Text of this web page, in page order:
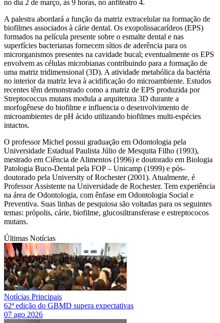
no dia 2 de março, às 9 horas, no anfiteatro 4.
A palestra abordará a função da matriz extracelular na formação de
biofilmes associados à cárie dental. Os exopolissacarídeos (EPS)
formados na película presente sobre o esmalte dental e nas
superfícies bacterianas fornecem sítios de aderência para os
microrganismos presentes na cavidade bucal; eventualmente os EPS
envolvem as células microbianas contribuindo para a formação de
uma matriz tridimensional (3D). A atividade metabólica da bactéria
no interior da matriz leva à acidificação do microambiente. Estudos
recentes têm demonstrado como a matriz de EPS produzida por
Streptococcus mutans modula a arquitetura 3D durante a
morfogênese do biofilme e influencia o desenvolvimento de
microambientes de pH ácido utilizando biofilmes multi-espécies
intactos.
O professor Michel possui graduação em Odontologia pela
Universidade Estadual Paulista Júlio de Mesquita Filho (1993),
mestrado em Ciência de Alimentos (1996) e doutorado em Biologia
Patologia Buco-Dental pela FOP – Unicamp (1999) e pós-
doutorado pela University of Rochester (2001). Atualmente, é
Professor Assistente na Universidade de Rochester. Tem experiência
na área de Odontologia, com ênfase em Odontologia Social e
Preventiva. Suas linhas de pesquiosa são voltadas para os seguintes
temas: própolis, cárie, biofilme, glucosiltransferase e estreptococos
mutans.
Últimas Notícias
Notícias Principais
62ª edição do GBMD supera expectativas
07 ago 2026